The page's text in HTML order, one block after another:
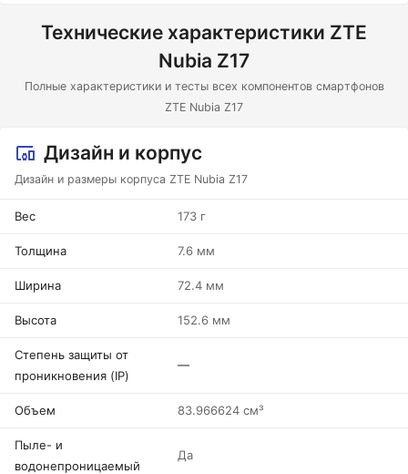
Технические характеристики ZTE
Nubia Z17
Полные характеристики и тесты всех компонентов смартфонов
ZTE Nubia Z17
Дизайн и корпус
Дизайн и размеры корпуса ZTE Nubia Z17
Вес 173 г
Толщина 7.6 мм
Ширина 72.4 мм
Высота 152.6 мм
Степень защиты от
проникновения (IP)
—
Объем 83.966624 см³
Пыле- и
водонепроницаемый
Да